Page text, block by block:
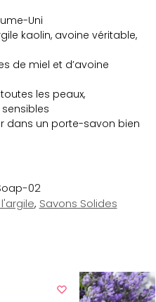
Uni
kaolin, avoine véritable,
de miel et d’avoine
les peaux,
dans un porte-savon bien
02
, Savons Solides